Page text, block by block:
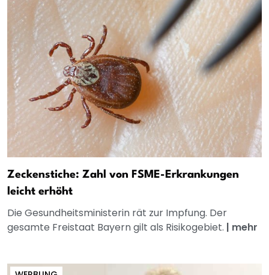
Zeckenstiche: Zahl von FSME-Erkrankungen
leicht erhöht
Die Gesundheitsministerin rät zur Impfung. Der
gesamte Freistaat Bayern gilt als Risikogebiet. | mehr